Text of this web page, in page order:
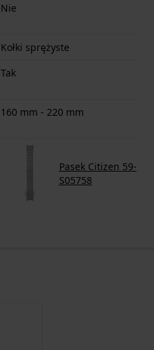
Nie
Kołki sprężyste
Tak
160 mm - 220 mm
Pasek Citizen 59-
S05758